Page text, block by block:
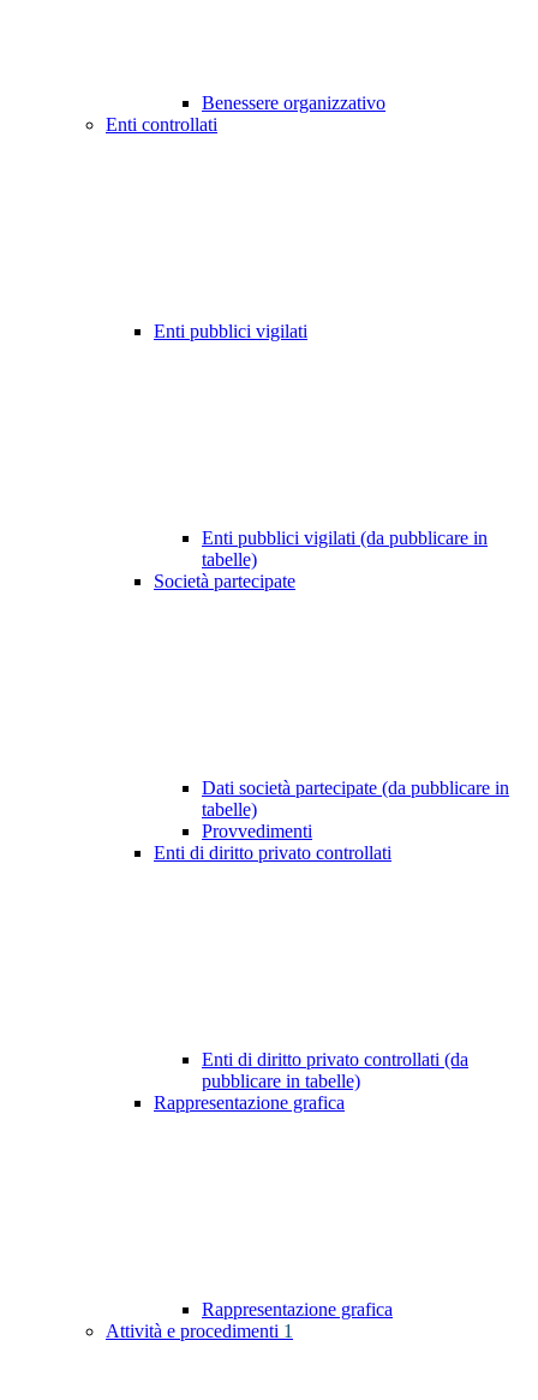
Benessere organizzativo
Enti controllati
Enti pubblici vigilati
Enti pubblici vigilati (da pubblicare in
tabelle)
Società partecipate
Dati società partecipate (da pubblicare in
tabelle)
Provvedimenti
Enti di diritto privato controllati
Enti di diritto privato controllati (da
pubblicare in tabelle)
Rappresentazione grafica
Rappresentazione grafica
Attività e procedimenti 1